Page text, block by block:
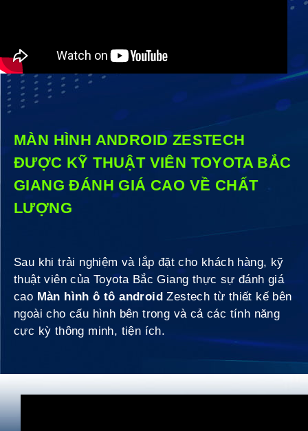
MÀN HÌNH ANDROID ZESTECH
ĐƯỢC KỸ THUẬT VIÊN TOYOTA BẮC
GIANG ĐÁNH GIÁ CAO VỀ CHẤT
LƯỢNG
Sau khi trải nghiệm và lắp đặt cho khách hàng, kỹ
thuật viên của Toyota Bắc Giang thực sự đánh giá
cao Màn hình ô tô android Zestech từ thiết kế bên
ngoài cho cấu hình bên trong và cả các tính năng
cực kỳ thông minh, tiện ích.